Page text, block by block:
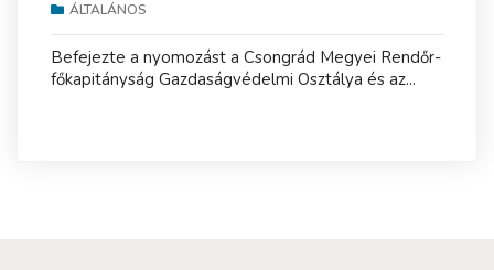
ÁLTALÁNOS
Befejezte a nyomozást a Csongrád Megyei Rendőr-
főkapitányság Gazdaságvédelmi Osztálya és az...